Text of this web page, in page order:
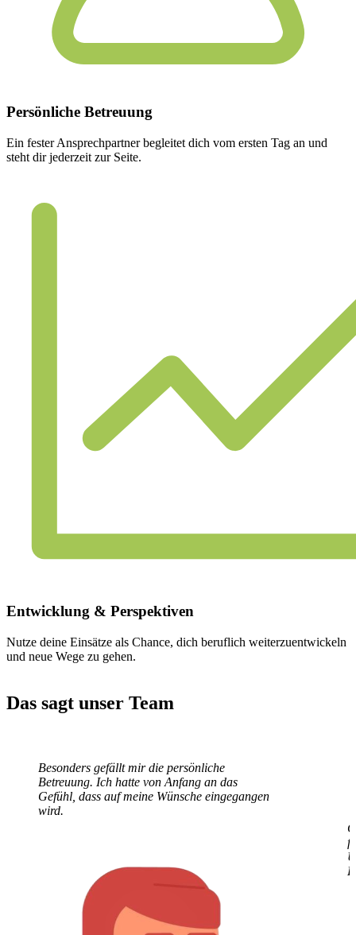
Persönliche Betreuung
Ein fester Ansprechpartner begleitet dich vom ersten Tag an und
steht dir jederzeit zur Seite.
Entwicklung & Perspektiven
Nutze deine Einsätze als Chance, dich beruflich weiterzuentwickeln
und neue Wege zu gehen.
Das sagt unser Team
Besonders gefällt mir die persönliche
Betreuung. Ich hatte von Anfang an das
Gefühl, dass auf meine Wünsche eingegangen
wird.